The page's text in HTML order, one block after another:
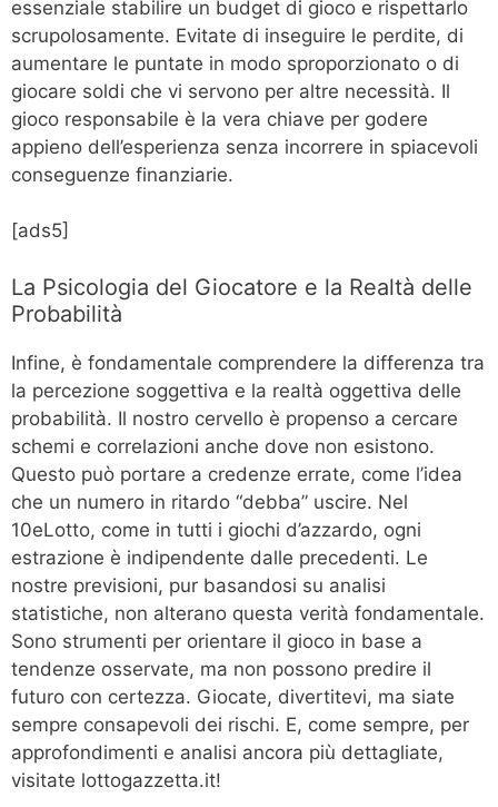
essenziale stabilire un budget di gioco e rispettarlo
scrupolosamente. Evitate di inseguire le perdite, di
aumentare le puntate in modo sproporzionato o di
giocare soldi che vi servono per altre necessità. Il
gioco responsabile è la vera chiave per godere
appieno dell’esperienza senza incorrere in spiacevoli
conseguenze finanziarie.
[ads5]
La Psicologia del Giocatore e la Realtà delle
Probabilità
Infine, è fondamentale comprendere la differenza tra
la percezione soggettiva e la realtà oggettiva delle
probabilità. Il nostro cervello è propenso a cercare
schemi e correlazioni anche dove non esistono.
Questo può portare a credenze errate, come l’idea
che un numero in ritardo “debba” uscire. Nel
10eLotto, come in tutti i giochi d’azzardo, ogni
estrazione è indipendente dalle precedenti. Le
nostre previsioni, pur basandosi su analisi
statistiche, non alterano questa verità fondamentale.
Sono strumenti per orientare il gioco in base a
tendenze osservate, ma non possono predire il
futuro con certezza. Giocate, divertitevi, ma siate
sempre consapevoli dei rischi. E, come sempre, per
approfondimenti e analisi ancora più dettagliate,
visitate lottogazzetta.it!